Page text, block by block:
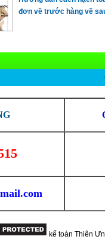
đơn về trước hàng về
kế toán Thiên